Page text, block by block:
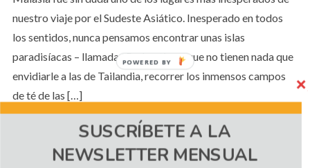
nuestro viaje por el Sudeste Asiático. Inesperado en todos
los sentidos, nunca pensamos encontrar unas islas
paradisíacas – llamadas Perhentian – que no tienen nada que
envidiarle a las de Tailandia, recorrer los inmensos campos
de té de las […]
CONTINUE READING
SUSCRÍBETE A LA
NEWSLETTER MENSUAL
POWERED BY